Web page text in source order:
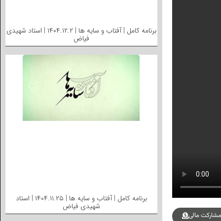
مشارکت مالی
برنامه کامل | آفتاب و سایه ها | ۱۴۰۴.۱۲.۲ | استاد شهیدی
فیاض
برنامه کامل | آفتاب و سایه ها | ۱۴۰۴.۱۱.۲۵ | استاد
شهیدی فیاض